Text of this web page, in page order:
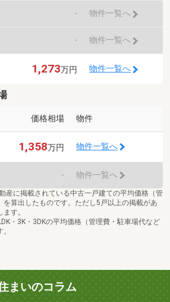
- 物件一覧へ
- 物件一覧へ
1,273万円 物件一覧へ
価格相場 物件
1,358万円 物件一覧へ
- 物件一覧へ
産に掲載されている中古一戸建ての平均価格（管
を算出したものです。ただし5戸以上の掲載があ
す。
・3K・3DKの平均価格（管理費・駐車場代など
まいのコラム